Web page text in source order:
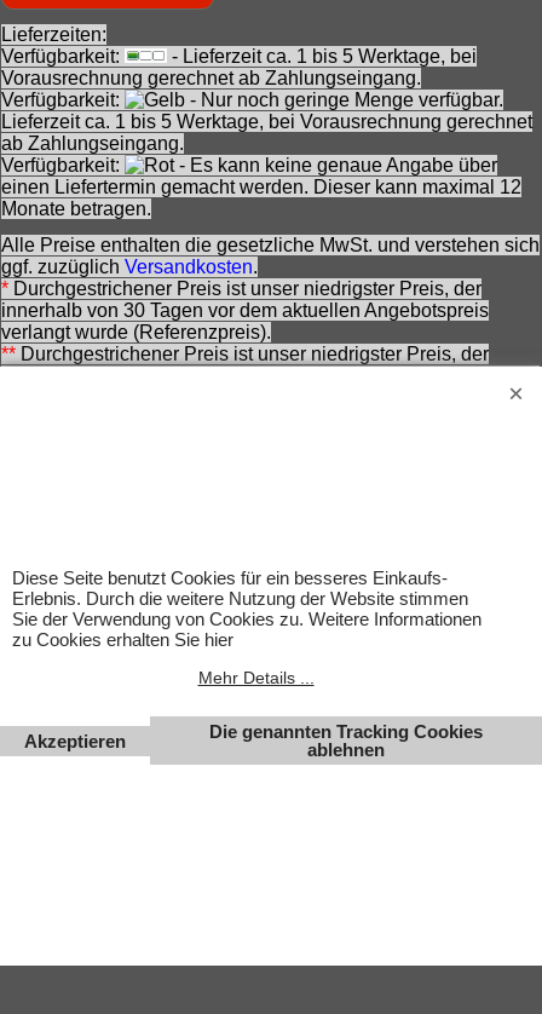
Lieferzeiten:
Verfügbarkeit:
- Lieferzeit ca. 1 bis 5 Werktage, bei
Vorausrechnung gerechnet ab Zahlungseingang.
Verfügbarkeit:
- Nur noch geringe Menge verfügbar.
Lieferzeit ca. 1 bis 5 Werktage, bei Vorausrechnung gerechnet
ab Zahlungseingang.
Verfügbarkeit:
- Es kann keine genaue Angabe über
einen Liefertermin gemacht werden. Dieser kann maximal 12
Monate betragen.
Alle Preise enthalten die gesetzliche MwSt. und verstehen sich
ggf. zuzüglich Versandkosten.
* Durchgestrichener Preis ist unser niedrigster Preis, der
innerhalb von 30 Tagen vor dem aktuellen Angebotspreis
verlangt wurde (Referenzpreis).
** Durchgestrichener Preis ist unser niedrigster Preis, der
den aktuellen Angebotspreis verlangt wurde (Ausgangspreis).
Für Produktinformationen kann keine Haftung übernommen
werden. Abbildungen können ähnlich sein. Abgebildetes
Zubehör gehört nicht zum Lieferumfang. Eingetragene
Warenzeichen und Logos sind Eigentum des jeweiligen
Diese Seite benutzt Cookies für ein besseres Einkaufs-
Erlebnis. Durch die weitere Nutzung der Website stimmen
Sie der Verwendung von Cookies zu. Weitere Informationen
zu Cookies erhalten Sie hier
Mehr Details ...
Akzeptieren
Die genannten Tracking Cookies
ablehnen